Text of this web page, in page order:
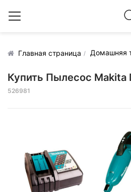
Главная страница Домашняя
Купить Пылесос Makita
526981